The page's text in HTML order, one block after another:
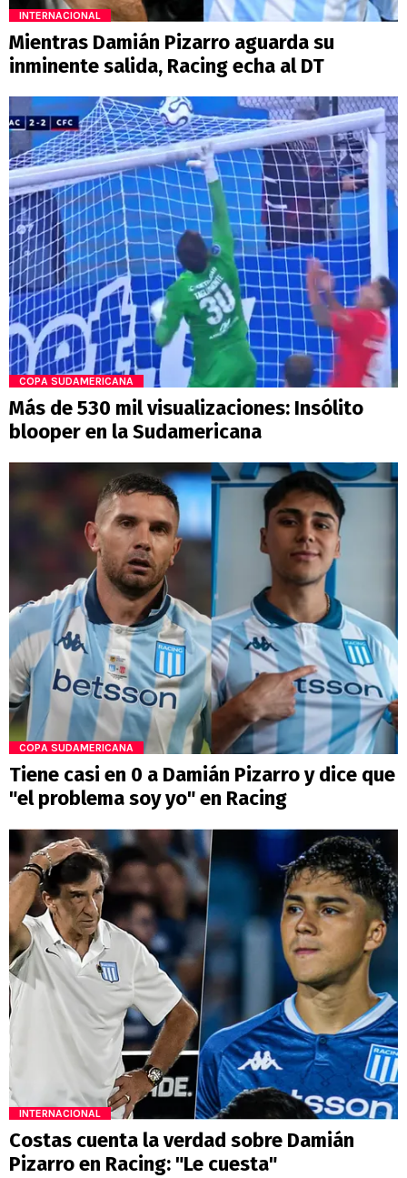
INTERNACIONAL
Mientras Damián Pizarro aguarda su
inminente salida, Racing echa al DT
COPA SUDAMERICANA
Más de 530 mil visualizaciones: Insólito
blooper en la Sudamericana
COPA SUDAMERICANA
Tiene casi en 0 a Damián Pizarro y dice que
"el problema soy yo" en Racing
INTERNACIONAL
Costas cuenta la verdad sobre Damián
Pizarro en Racing: "Le cuesta"